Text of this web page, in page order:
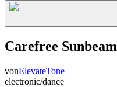
Carefree Sunbeam
vonElevateTone
electronic/dance